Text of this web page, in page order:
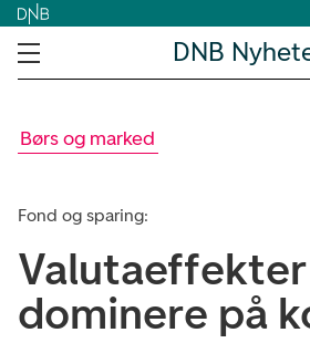
DNB
Børs og marked
Fond og sparing:
dominere på